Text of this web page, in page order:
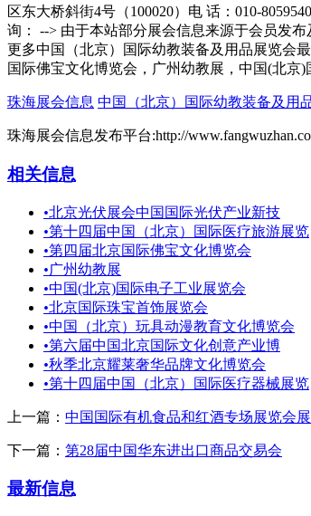
更多中国（北京）国际幼教装备及用品展览会
国际佛宝文化博览会，广州幼教展，中国(北京
珠海展会信息 中国（北京）国际幼教装备及用
珠海展会信息发布平台:http://
相关信息
•北京光伏展会中国国际光伏产业新技
•第十四届中国（北京）国际医疗旅游展览
•第四届北京国际佛宝文化博览会
•广州幼教展
•中国(北京)国际电子工业展览会
•北京国际珠宝首饰展览会
•中国（北京）玩具动漫教育文化博览会
•第六届中国北京国际文化创意产业博
•秋季北京耀莱奢华品牌文化博览会
•第十四届中国（北京）国际医疗器械展览
上一篇： 中国国际有机食品和红酒专场展览会
下一篇： 第28届中国华东进出口商品交易会
最新信息